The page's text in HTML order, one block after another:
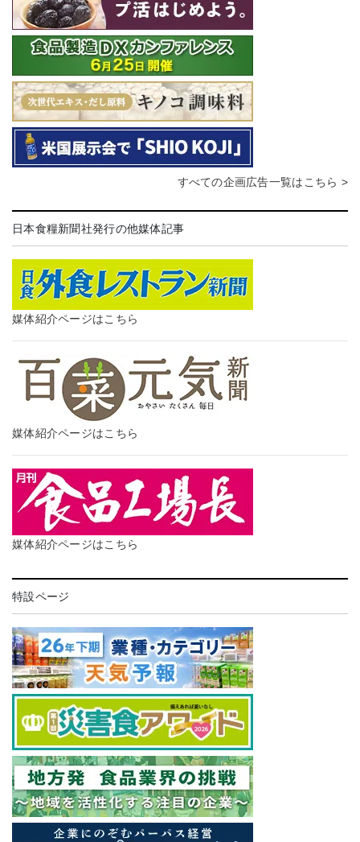
すべての企画広告一覧はこちら >
日本食糧新聞社発行の他媒体記事
媒体紹介ページはこちら
媒体紹介ページはこちら
媒体紹介ページはこちら
特設ページ